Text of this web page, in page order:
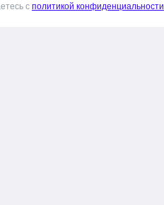
с политикой конфиденциальности